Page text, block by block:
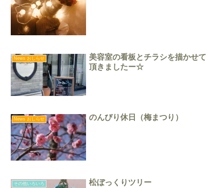
News おしらせ
美容室の看板とチラシを描かせて
頂きましたー☆
News おしらせ のんびり休日（梅まつり）
その他いろいろ 松ぼっくりツリー